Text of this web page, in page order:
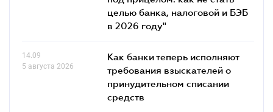
целью банка, налоговой и БЭБ
в 2026 году"
14.09
5 августа 2026
Как банки теперь исполняют
требования взыскателей о
принудительном списании
средств